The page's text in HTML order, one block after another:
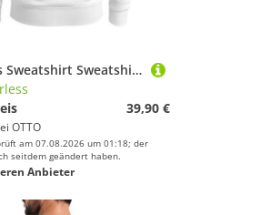
Neverless Sweatshirt Sweatshirt Herren Pullover mit Backprint Power Nutrition Design Print
39,90 €
OTTO
am 07.08.2026 um 01:18; der
seitdem geändert haben.
Anbieter